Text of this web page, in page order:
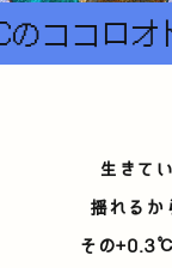
コロオド
生きて
揺れるか
その+0.3℃